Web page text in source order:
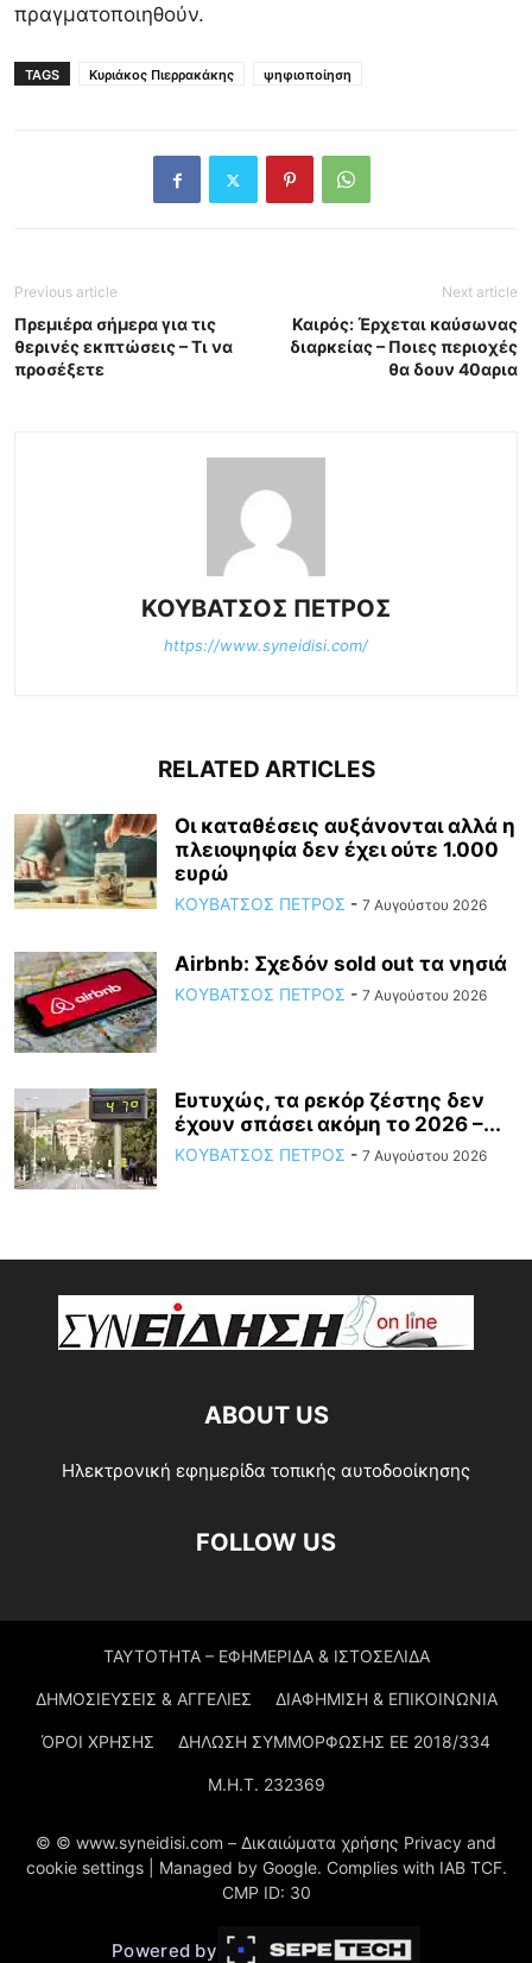
πραγματοποιηθούν.
TAGS Κυριάκος Πιερρακάκης ψηφιοποίηση
Previous article
Πρεμιέρα σήμερα για τις
θερινές εκπτώσεις – Τι να
προσέξετε
Next article
Καιρός: Έρχεται καύσωνας
διαρκείας – Ποιες περιοχές
θα δουν 40αρια
ΚΟΥΒΑΤΣΟΣ ΠΕΤΡΟΣ
https://www.syneidisi.com/
RELATED ARTICLES
Οι καταθέσεις αυξάνονται αλλά η
πλειοψηφία δεν έχει ούτε 1.000
ευρώ
ΚΟΥΒΑΤΣΟΣ ΠΕΤΡΟΣ - 7 Αυγούστου 2026
Airbnb: Σχεδόν sold out τα νησιά
ΚΟΥΒΑΤΣΟΣ ΠΕΤΡΟΣ - 7 Αυγούστου 2026
Ευτυχώς, τα ρεκόρ ζέστης δεν
έχουν σπάσει ακόμη το 2026 –...
ΚΟΥΒΑΤΣΟΣ ΠΕΤΡΟΣ - 7 Αυγούστου 2026
ABOUT US
Ηλεκτρονική εφημερίδα τοπικής αυτοδοοίκησης
FOLLOW US
ΤΑΥΤΟΤΗΤΑ – ΕΦΗΜΕΡΙΔΑ & ΙΣΤΟΣΕΛΙΔΑ
ΔΗΜΟΣΙΕΥΣΕΙΣ & ΑΓΓΕΛΙΕΣ ΔΙΑΦΗΜΙΣΗ & ΕΠΙΚΟΙΝΩΝΙΑ
ΌΡΟΙ ΧΡΗΣΗΣ ΔΗΛΩΣΗ ΣΥΜΜΟΡΦΩΣΗΣ ΕΕ 2018/334
Μ.Η.Τ. 232369
© © www.syneidisi.com – Δικαιώματα χρήσης Privacy and
cookie settings | Managed by Google. Complies with IAB TCF.
CMP ID: 30
Powered by